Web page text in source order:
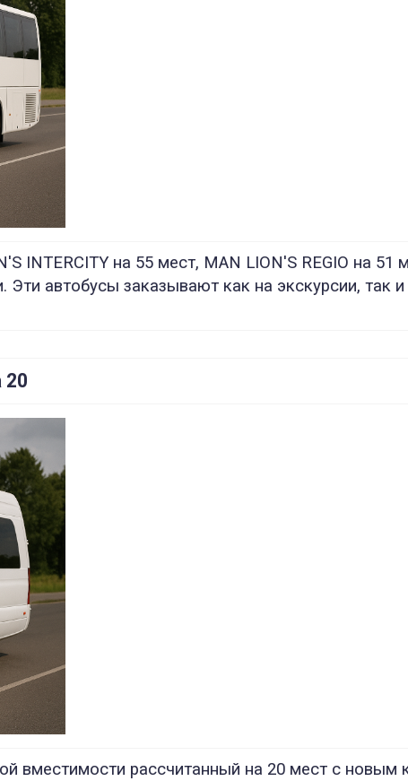
INTERCITY на 55 мест, MAN LION'S REGIO на 51
автобусы заказывают как на экскурсии, так
20
вместимости рассчитанный на 20 мест с новым